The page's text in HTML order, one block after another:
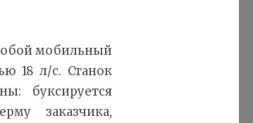
мобильный
18 л/с. Станок
буксируется
заказчика,